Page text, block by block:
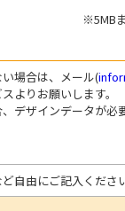
※5MB
場合は、メール(
よりお願いします。
デザインデータが必要
自由にご記入ください